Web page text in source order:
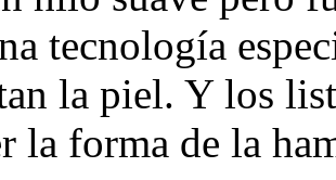
tecnología
la piel. Y los
la forma de la